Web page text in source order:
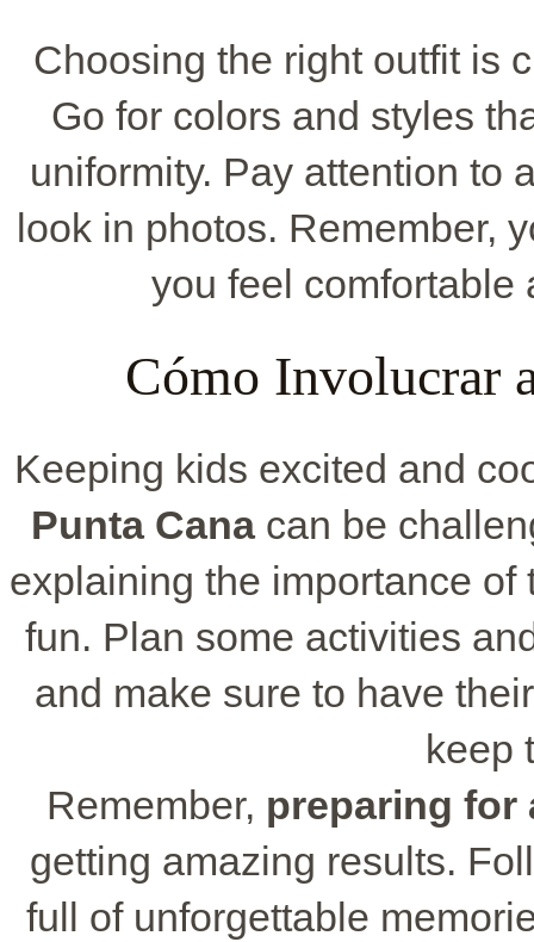
Choosing the right outfit is
Go for colors and styles
uniformity. Pay attention to
look in photos. Remember,
you feel comfortable
Cómo Involucrar
Keeping kids excited and
Punta Canacan be
explaining the importance
fun. Plan some activities
and make sure to have
keep
Remember, preparing for
getting amazing results.
full of unforgettable